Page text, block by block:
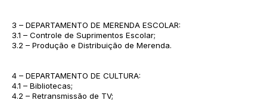
3 – DEPARTAMENTO DE MERENDA ESCOLAR:
3.1 – Controle de Suprimentos Escolar;
3.2 – Produção e Distribuição de Merenda.
4 – DEPARTAMENTO DE CULTURA:
4.1 – Bibliotecas;
4.2 – Retransmissão de TV;